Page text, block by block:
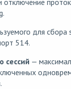
отключение
для сбора
514.
сессий —